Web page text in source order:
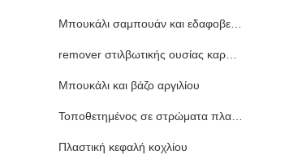
Μπουκάλι σαμπουάν και εδαφοβελτιωτικών
remover στιλβωτικής ουσίας καρφιών μπουκάλι
Μπουκάλι και βάζο αργιλίου
Τοποθετημένος σε στρώματα πλαστικό σωλήνας
Πλαστική κεφαλή κοχλίου